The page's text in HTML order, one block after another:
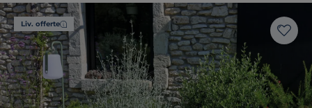
Liv. offerte